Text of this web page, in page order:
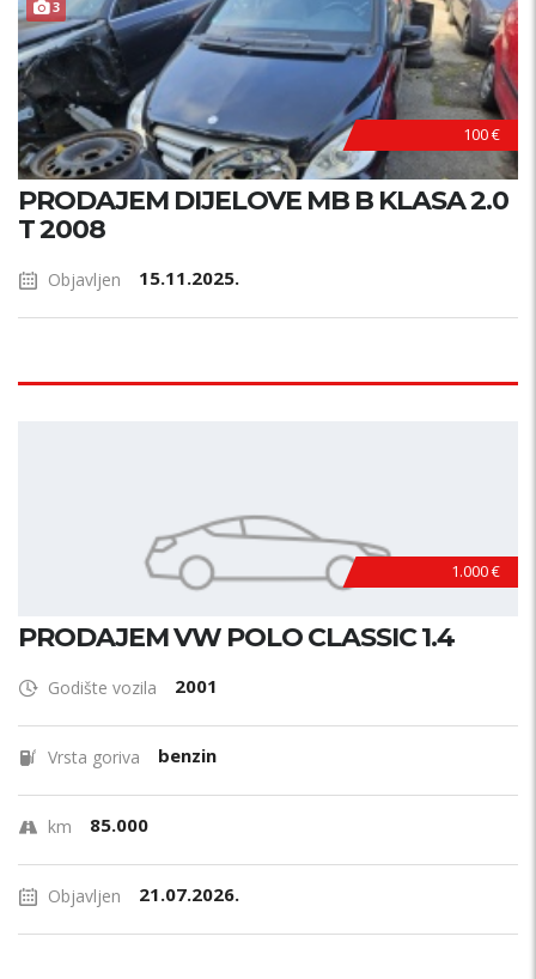
3
100 €
PRODAJEM DIJELOVE MB B KLASA 2.0
T 2008
Objavljen 15.11.2025.
1.000 €
PRODAJEM VW POLO CLASSIC 1.4
Godište vozila 2001
Vrsta goriva benzin
km 85.000
Objavljen 21.07.2026.